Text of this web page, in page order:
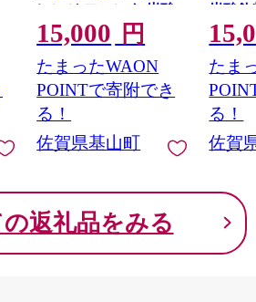
レンジ ファンタ 炭酸
飲料 炭酸 果汁飲料 1.5
リットル ペットボト
ル ペット イベント 子
供に人気】K090151
15,000 円
たまったWAON
POINTで寄附でき
る！
佐賀県基山町
炭酸
1.5リ
トル
爽快
たま
る！
佐賀
返礼品をみる